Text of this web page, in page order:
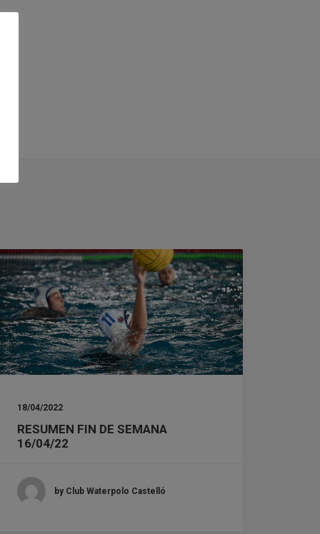
18/04/2022
RESUMEN FIN DE SEMANA
16/04/22
by Club Waterpolo Castelló